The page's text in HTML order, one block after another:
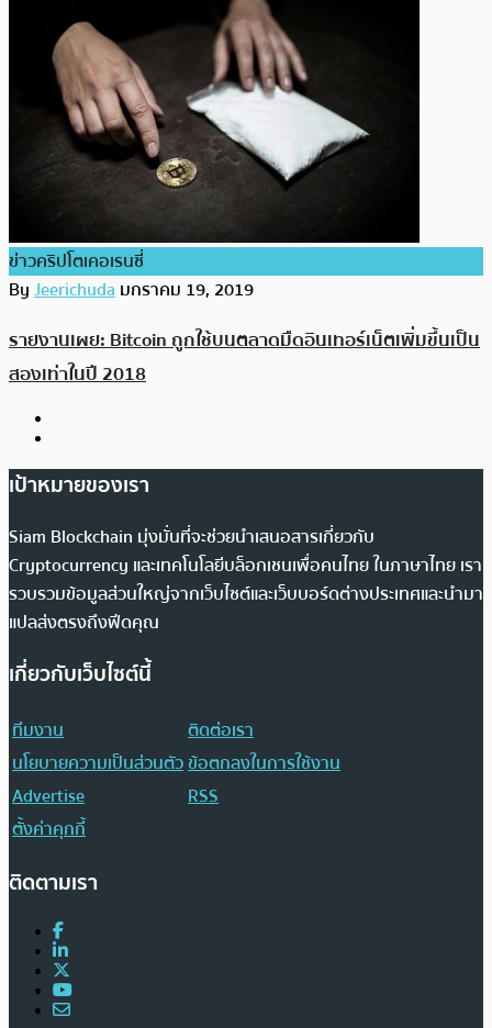
ข่าวคริปโตเคอเรนซี่
ByJeerichudaมกราคม 19, 2019
รายงานเผย: Bitcoin ถูกใช้บนตลาดมืดอินเทอร์เน็ตเพิ่มขึ้นเป็น
สองเท่าในปี 2018
เป้าหมายของเรา
Siam Blockchain มุ่งมั่นที่จะช่วยนำเสนอสารเกี่ยวกับ
Cryptocurrency และเทคโนโลยีบล็อกเชนเพื่อคนไทย ในภาษาไทย เรา
รวบรวมข้อมูลส่วนใหญ่จากเว็บไซต์และเว็บบอร์ดต่างประเทศและนำมา
แปลส่งตรงถึงฟีดคุณ
เกี่ยวกับเว็บไซต์นี้
ทีมงาน
ติดต่อเรา
นโยบายความเป็นส่วนตัวข้อตกลงในการใช้งาน
Advertise
RSS
ตั้งค่าคุกกี้
ติดตามเรา